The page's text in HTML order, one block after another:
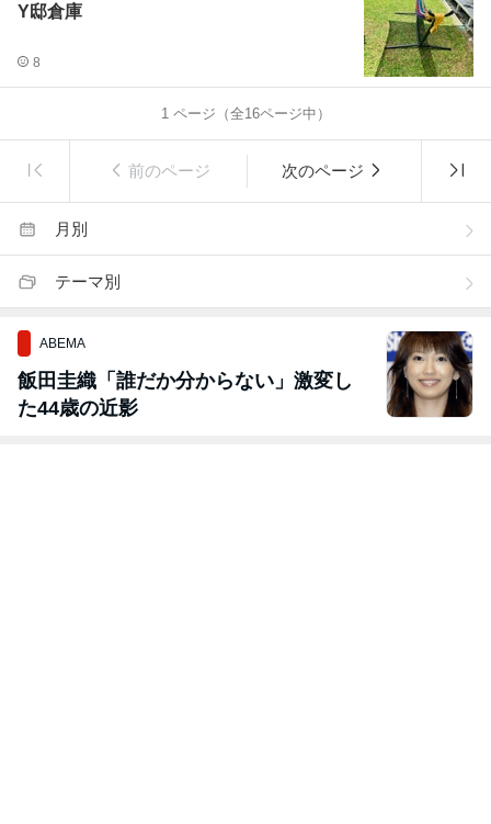
Y邸倉庫
8
1ページ（全16ページ中）
前のページ 次のページ
月別
テーマ別
ABEMA
飯田圭織「誰だか分からない」激変し
た44歳の近影